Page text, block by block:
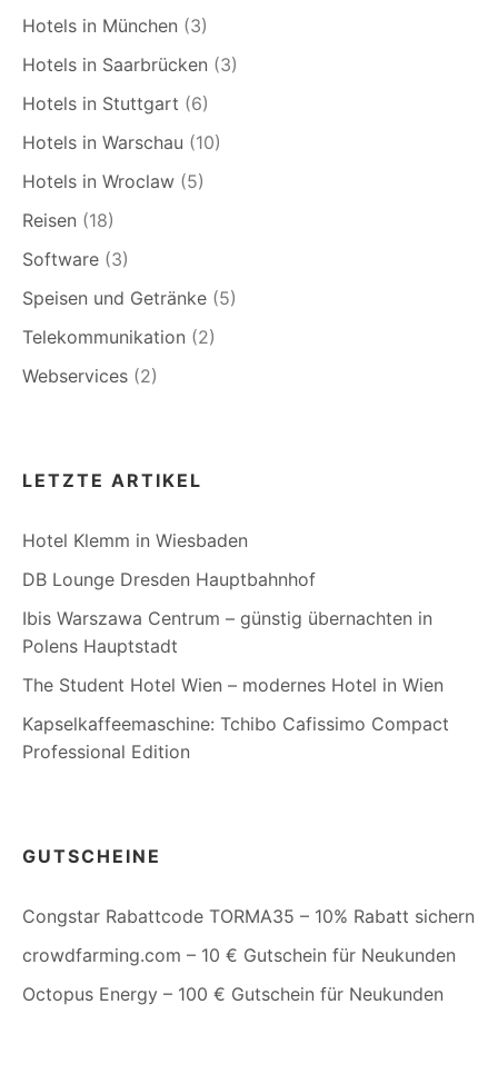
Hotels in München (3)
Hotels in Saarbrücken (3)
Hotels in Stuttgart (6)
Hotels in Warschau (10)
Hotels in Wroclaw (5)
Reisen (18)
Software (3)
Speisen und Getränke (5)
Telekommunikation (2)
Webservices (2)
LETZTE ARTIKEL
Hotel Klemm in Wiesbaden
DB Lounge Dresden Hauptbahnhof
Ibis Warszawa Centrum – günstig übernachten in
Polens Hauptstadt
The Student Hotel Wien – modernes Hotel in Wien
Kapselkaffeemaschine: Tchibo Cafissimo Compact
Professional Edition
GUTSCHEINE
Congstar Rabattcode TORMA35 – 10% Rabatt sichern
crowdfarming.com – 10 € Gutschein für Neukunden
Octopus Energy – 100 € Gutschein für Neukunden